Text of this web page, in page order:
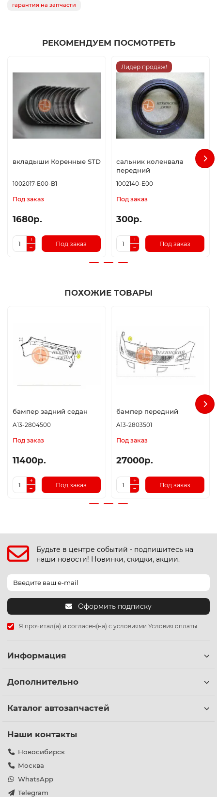
гарантия на запчасти
РЕКОМЕНДУЕМ ПОСМОТРЕТЬ
вкладыши Коренные STD
1002017-E00-B1
Под заказ
1680р.
Под заказ
Лидер продаж!
сальник коленвала
передний
1002140-E00
Под заказ
300р.
Под заказ
ПОХОЖИЕ ТОВАРЫ
бампер задний седан
A13-2804500
Под заказ
11400р.
Под заказ
бампер передний
A13-2803501
Под заказ
27000р.
Под заказ
Будьте в центре событий - подпишитесь на
наши новости! Новинки, скидки, акции.
Оформить подписку
Я прочитал(а) и согласен(на) с условиями Условия оплаты
Информация
Дополнительно
Каталог автозапчастей
Наши контакты
Новосибирск
Москва
WhatsApp
Telegram